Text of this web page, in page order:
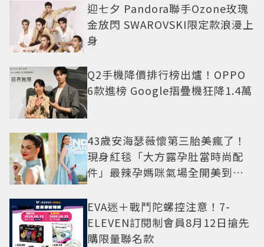
迎七夕 Pandora聯手Ozone玫瑰
金放閃 SWAROVSKI限定款浪漫上
身
Q2手機降價排行榜出爐！OPPO
6款進榜 Google摺疊機狂降1.4萬
43歲安海瑟薇懷第三胎美瘋了！
現身紅毯「大方露孕肚當時尚配
件」最辣孕媽咪氣場全開美到發
EVA迷＋戰鬥陀螺控注意！7-
ELEVEN訂閱制會員8月12日搶先
購限量聯名款